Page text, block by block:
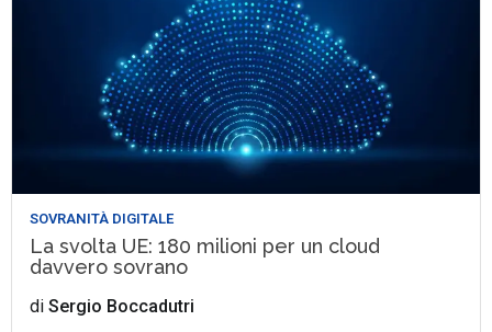
SOVRANITÀ DIGITALE
La svolta UE: 180 milioni per un cloud
davvero sovrano
diSergio Boccadutri